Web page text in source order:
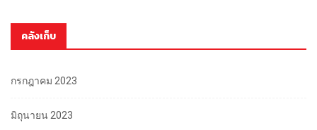
คลังเก็บ
กรกฎาคม 2023
มิถุนายน 2023